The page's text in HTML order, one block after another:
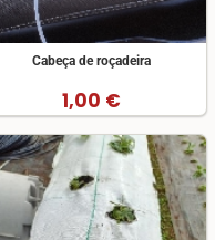
Cabeça de roçadeira
1,00 €